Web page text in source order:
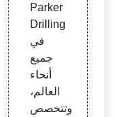
Parker
Drilling
في
جميع
أنحاء
العالم،
وتتخصص